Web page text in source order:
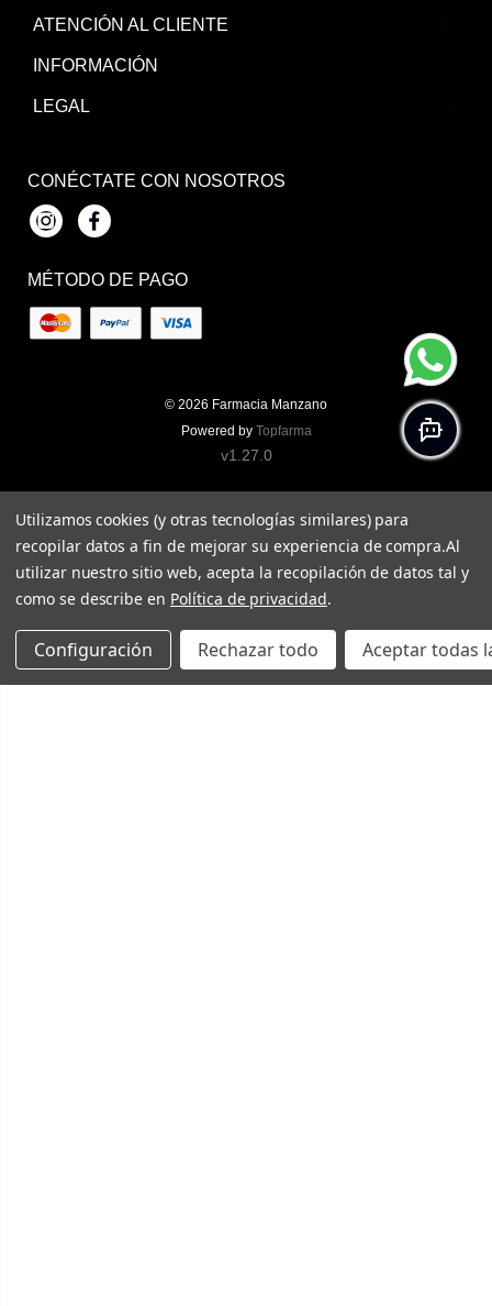
ATENCIÓN AL CLIENTE
INFORMACIÓN
LEGAL
CONÉCTATE CON NOSOTROS
InstagramFacebook
MÉTODO DE PAGO
© 2026 Farmacia Manzano
Powered by Topfarma
v1.27.0
Utilizamos cookies (y otras tecnologías similares) para
recopilar datos a fin de mejorar su experiencia de compra.Al
utilizar nuestro sitio web, acepta la recopilación de datos tal y
como se describe en Política de privacidad.
Configuración Rechazar todo Aceptar todas